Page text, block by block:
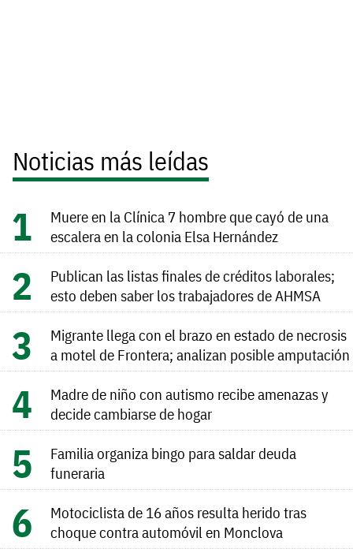
Noticias más leídas
Muere en la Clínica 7 hombre que cayó de una
escalera en la colonia Elsa Hernández
Publican las listas finales de créditos laborales;
esto deben saber los trabajadores de AHMSA
Migrante llega con el brazo en estado de necrosis
a motel de Frontera; analizan posible amputación
Madre de niño con autismo recibe amenazas y
decide cambiarse de hogar
Familia organiza bingo para saldar deuda
funeraria
Motociclista de 16 años resulta herido tras
choque contra automóvil en Monclova